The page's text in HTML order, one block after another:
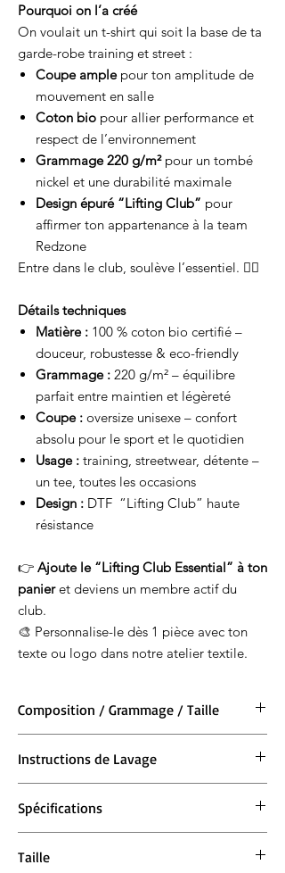
Pourquoi on l’a créé
On voulait un t-shirt qui soit la base de ta
garde-robe training et street :
Coupe amplepour ton amplitude de
mouvement en salle
Coton bio pour allier performance et
respect de l’environnement
Grammage 220 g/m²pour un tombé
nickel et une durabilité maximale
Design épuré “Lifting Club” pour
affirmer ton appartenance à la team
Redzone
Entre dans le club, soulève l’essentiel. 🏋️‍♂️
Détails techniques
Matière : 100 % coton bio certifié –
douceur, robustesse & eco-friendly
Grammage : 220 g/m² – équilibre
parfait entre maintien et légèreté
Coupe : oversize unisexe – confort
absolu pour le sport et le quotidien
Usage : training, streetwear, détente –
un tee, toutes les occasions
Design : DTF “Lifting Club” haute
résistance
👉 Ajoute le “Lifting Club Essential” à ton
panieret deviens un membre actif du
club.
🎨 Personnalise-le dès 1 pièce avec ton
texte ou logo dans notre atelier textile.
Composition / Grammage / Taille
Grammage : 220 g/m²
Taille : XS 76/81cm S 86/91cm M 97/102cm L
107/112cm XL 117/122cm 2XL 127/132cm 3XL
137/142cm
Instructions de Lavage
Repassage à 150° max. Ne pas sécher en
machine.
Spécifications
labellisés recyclés. Toucher doux. Encolure
Taille